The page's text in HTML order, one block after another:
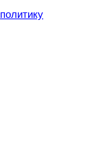
политику